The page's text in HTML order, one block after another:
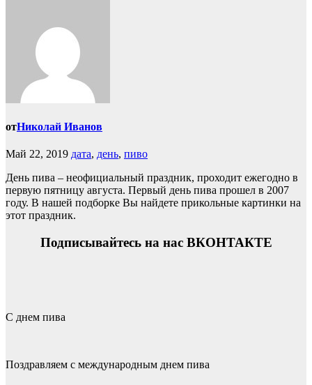
отНиколай Иванов
Май 22, 2019 дата, день, пиво
День пива – неофициальный праздник, проходит ежегодно в
первую пятницу августа. Первый день пива прошел в 2007
году. В нашей подборке Вы найдете прикольные картинки на
этот праздник.
Подписывайтесь на нас ВКОНТАКТЕ
С днем пива
Поздравляем с международным днем пива